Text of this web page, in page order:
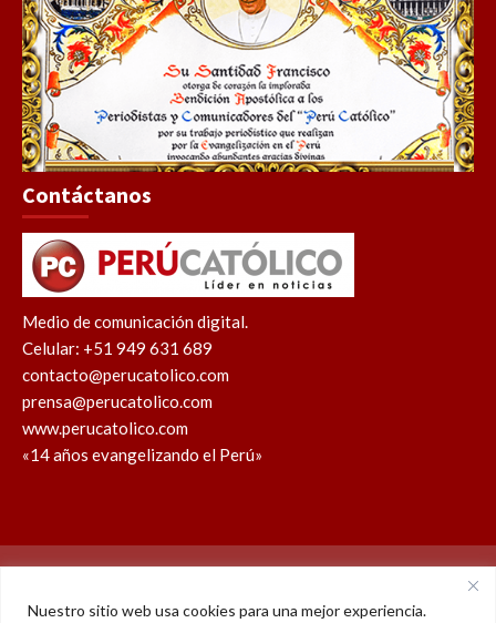
Nuestro sitio web usa cookies para una mejor experiencia.
Contáctanos
Medio de comunicación digital.
Celular: +51 949 631 689
contacto@perucatolico.com
prensa@perucatolico.com
www.perucatolico.com
«14 años evangelizando el Perú»
Política de cookies Política de privacidad